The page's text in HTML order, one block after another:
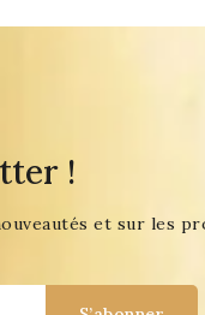
!
et sur les